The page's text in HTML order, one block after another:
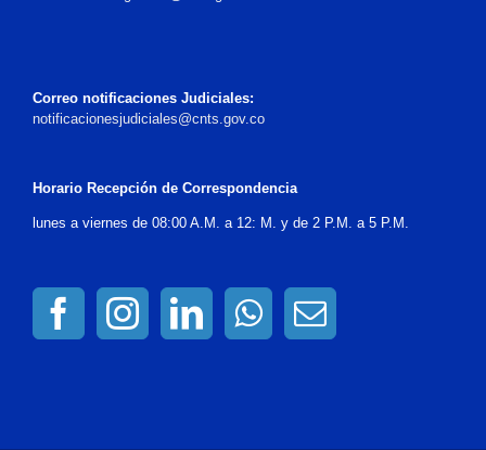
Correo notificaciones Judiciales:
notificacionesjudiciales@cnts.gov.co
Horario Recepción de Correspondencia
lunes a viernes de 08:00 A.M. a 12: M. y de 2 P.M. a 5 P.M.